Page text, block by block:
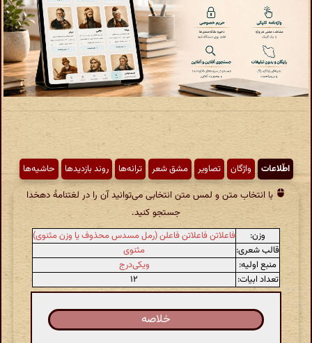
اطّلاعات واژگان تصاویر مشق شعر ترانه‌ها روند بازدیدها حاشیه‌ها
با انتخاب متن و لمس متن انتخابی می‌توانید آن را در لغتنامهٔ دهخدا
جستجو کنید.
وزن:
فاعلاتن فاعلاتن فاعلن (رمل مسدس محذوف یا وزن مثنوی)
قالب شعری:
مثنوی
منبع اولیه:
ویکی‌درج
تعداد ابیات:
۱۲
خلاصه